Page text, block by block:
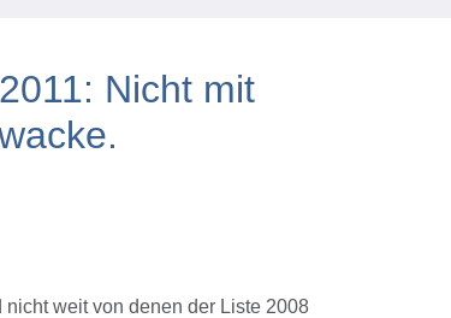
Nicht mit
weit von denen der Liste 2008